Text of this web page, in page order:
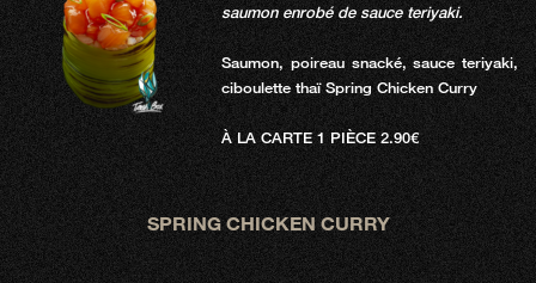
saumon enrobé de sauce teriyaki.
Saumon, poireau snacké, sauce teriyaki,
ciboulette thaï Spring Chicken Curry
À LA CARTE 1 PIÈCE 2.90€
SPRING CHICKEN CURRY